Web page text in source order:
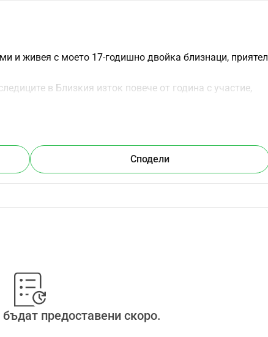
и живея с моето 17-годишно двойка близнаци, приятел
в Близкия изток повече от година с участие,
оценка, както и реакциите на фона на 2000-годишния
издателство, за чието автентичност
и най-жестоките детайли, което придава на книгата
читател се чувстваш директно потопен в ситуациите
Сподели
предоставени скоро.